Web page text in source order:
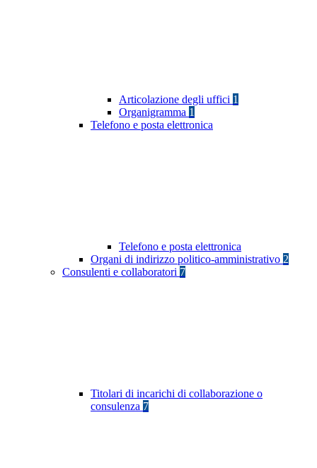
Articolazione degli uffici 1
Organigramma 1
Telefono e posta elettronica
Telefono e posta elettronica
Organi di indirizzo politico-amministrativo 2
Consulenti e collaboratori 7
Titolari di incarichi di collaborazione o
consulenza 7